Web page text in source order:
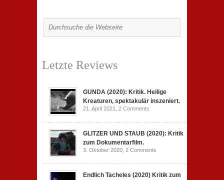
Letzte Reviews
GUNDA (2020): Kritik. Heilige
Kreaturen, spektakulär inszeniert.
21. April 2021, 2 Comments
GLITZER UND STAUB (2020): Kritik
zum Dokumentarfilm.
3. Oktober 2020, 2 Comments
Endlich Tacheles (2020) Kritik zum